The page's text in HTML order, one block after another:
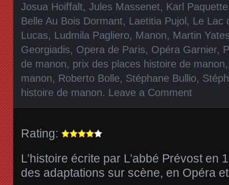
Josua Hoiffalt, Jules Massenet, Karl Paquette
Belle Au Bois Dormant, Laetitia Pujol, Le Lac
Lucas, Ludmila Pagliero, Manon, Martin
Georgiadis, Opera de Paris, Opéra Garnier,
de manon, prix des places histoire de manon
manon, Roberto Bolle, Stéphane Bullio,
histoire de manon. Leave a Comment
Rating:
L’histoire écrite par L’abbé Prévost en
des adaptations sur scène, en Opéra